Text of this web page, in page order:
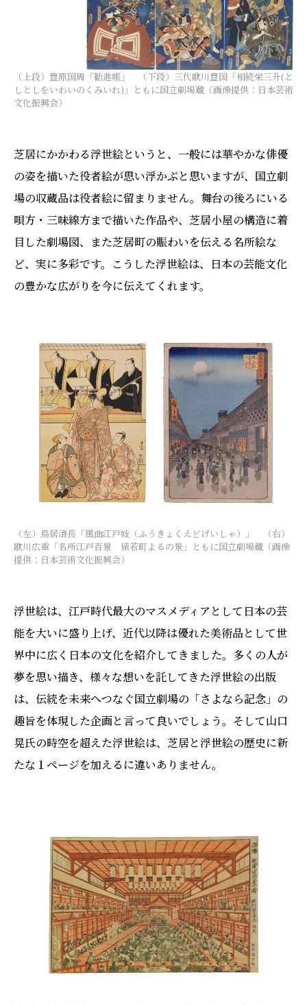
（上段）豊原国周「勧進帳」 （下段）三代歌川豊国「相続栄三升(と
しとしをいわいのくみいれ)」ともに国立劇場蔵（画像提供：日本芸術
文化振興会）
芝居にかかわる浮世絵というと、一般には華やかな俳優
の姿を描いた役者絵が思い浮かぶと思いますが、国立劇
場の収蔵品は役者絵に留まりません。舞台の後ろにいる
唄方・三味線方まで描いた作品や、芝居小屋の構造に着
目した劇場図、また芝居町の賑わいを伝える名所絵な
ど、実に多彩です。こうした浮世絵は、日本の芸能文化
の豊かな広がりを今に伝えてくれます。
（左）鳥居清長「風曲江戸妓（ふうきょくえどげいしゃ）」 （右）
歌川広重「名所江戸百景 猿若町よるの景」ともに国立劇場蔵（画像
提供：日本芸術文化振興会）
浮世絵は、江戸時代最大のマスメディアとして日本の芸
能を大いに盛り上げ、近代以降は優れた美術品として世
界中に広く日本の文化を紹介してきました。多くの人が
夢を思い描き、様々な想いを託してきた浮世絵の出版
は、伝統を未来へつなぐ国立劇場の「さよなら記念」の
趣旨を体現した企画と言って良いでしょう。そして山口
晃氏の時空を超えた浮世絵は、芝居と浮世絵の歴史に新
たな１ページを加えるに違いありません。